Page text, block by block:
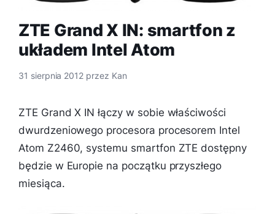
ZTE Grand X IN: smartfon z
układem Intel Atom
31 sierpnia 2012 przez Kan
ZTE Grand X IN łączy w sobie właściwości
dwurdzeniowego procesora procesorem Intel
Atom Z2460, systemu smartfon ZTE dostępny
będzie w Europie na początku przyszłego
miesiąca.